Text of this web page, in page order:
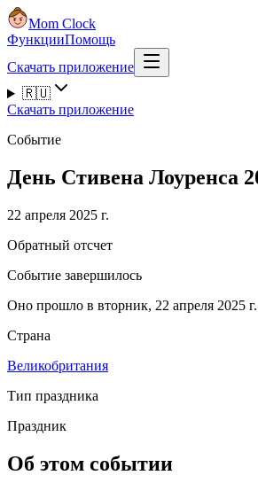
Mom Clock
ФункцииПомощь
Скачать приложение
🇷🇺
Скачать приложение
Событие
День Стивена Лоуренса
22 апреля 2025 г.
Обратный отсчет
Событие завершилось
Оно прошло в вторник, 22 апреля 2025 г.
Страна
Великобритания
Тип праздника
Праздник
Об этом событии